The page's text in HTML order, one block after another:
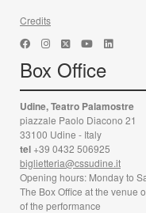
Credits
Box Office
Udine, Teatro Palamostre
piazzale Paolo Diacono 21
33100 Udine - Italy
tel +39 0432 506925
biglietteria@cssudine.it
Opening hours: Monday to
The Box Office at the venue
of the performance